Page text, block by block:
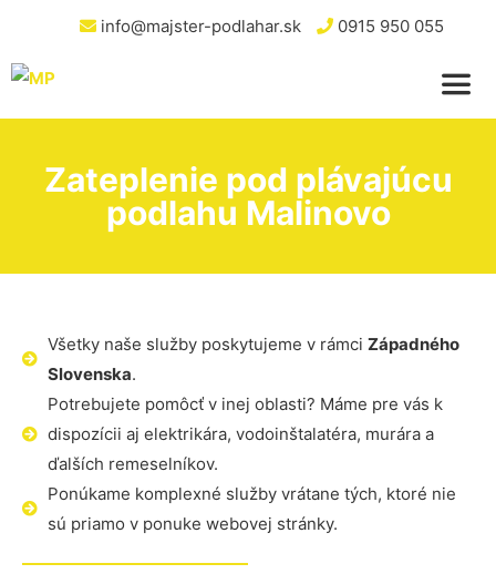
info@majster-podlahar.sk 0915 950 055
Zateplenie pod plávajúcu
podlahu Malinovo
Všetky naše služby poskytujeme v rámci Západného
Slovenska.
Potrebujete pomôcť v inej oblasti? Máme pre vás k
dispozícii aj elektrikára, vodoinštalatéra, murára a
ďalších remeselníkov.
Ponúkame komplexné služby vrátane tých, ktoré nie
sú priamo v ponuke webovej stránky.